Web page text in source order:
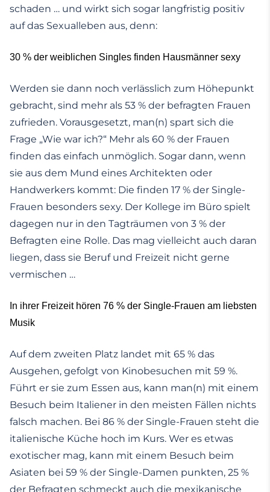
schaden … und wirkt sich sogar langfristig positiv
auf das Sexualleben aus, denn:
30 % der weiblichen Singles finden Hausmänner sexy
Werden sie dann noch verlässlich zum Höhepunkt
gebracht, sind mehr als 53 % der befragten Frauen
zufrieden. Vorausgesetzt, man(n) spart sich die
Frage „Wie war ich?“ Mehr als 60 % der Frauen
finden das einfach unmöglich. Sogar dann, wenn
sie aus dem Mund eines Architekten oder
Handwerkers kommt: Die finden 17 % der Single-
Frauen besonders sexy. Der Kollege im Büro spielt
dagegen nur in den Tagträumen von 3 % der
Befragten eine Rolle. Das mag vielleicht auch daran
liegen, dass sie Beruf und Freizeit nicht gerne
vermischen …
In ihrer Freizeit hören 76 % der Single-Frauen am liebsten
Musik
Auf dem zweiten Platz landet mit 65 % das
Ausgehen, gefolgt von Kinobesuchen mit 59 %.
Führt er sie zum Essen aus, kann man(n) mit einem
Besuch beim Italiener in den meisten Fällen nichts
falsch machen. Bei 86 % der Single-Frauen steht die
italienische Küche hoch im Kurs. Wer es etwas
exotischer mag, kann mit einem Besuch beim
Asiaten bei 59 % der Single-Damen punkten, 25 %
der Befragten schmeckt auch die mexikanische